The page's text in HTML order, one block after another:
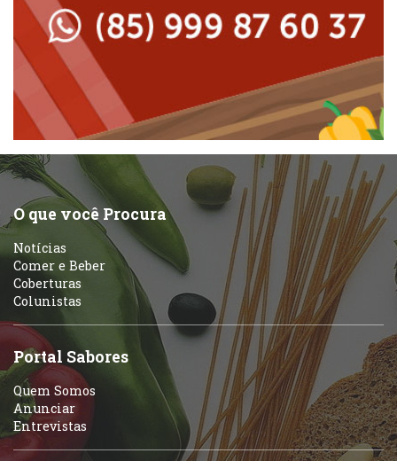
Massas
Peixes e Frutos do Mar
Pizzarias
Portuguesa
Self-service
Sobremesas e sorvetes
Peixes e Frutos do Mar
Pizzarias
Sobremesas e sorvetes
Variados
O que você Procura
Notícias
Comer e Beber
Coberturas
Colunistas
Portal Sabores
Quem Somos
Anunciar
Entrevistas